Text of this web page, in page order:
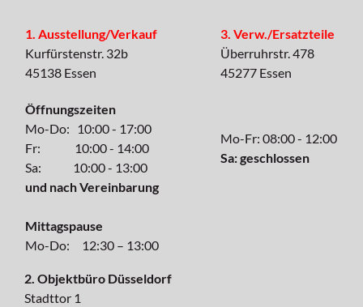
1. Ausstellung/Verkauf
Kurfürstenstr. 32b
45138 Essen
3. Verw./Ersatzteile
Überruhrstr. 478
45277 Essen
Öffnungszeiten
Mo-Do: 10:00 - 17:00
Fr: 10:00 - 14:00
Sa: 10:00 - 13:00
und nach Vereinbarung
Mo-Fr: 08:00 - 12:00
Sa: geschlossen
Mittagspause
Mo-Do: 12:30 – 13:00
2. Objektbüro Düsseldorf
Stadttor 1